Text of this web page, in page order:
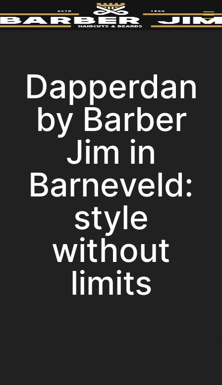
Dapperdan
by Barber
Jim in
Barneveld:
style
without
limits